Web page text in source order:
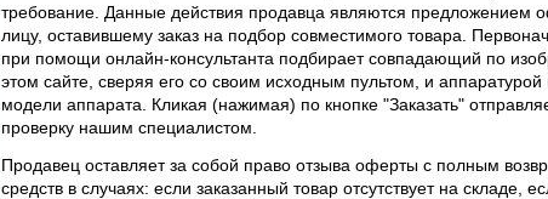
требование. Данные действия продавца являются предложением
лицу, оставившему заказ на подбор совместимого товара.
при помощи онлайн-консультанта подбирает совпадающий по
этом сайте, сверяя его со своим исходным пультом, и
модели аппарата. Кликая (нажимая) по кнопке "Заказать"
проверку нашим специалистом.
Продавец оставляет за собой право отзыва оферты с полным
средств в случаях: если заказанный товар отсутствует на складе,